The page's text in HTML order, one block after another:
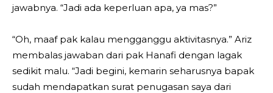
jawabnya. “Jadi ada keperluan apa, ya mas?”
“Oh, maaf pak kalau mengganggu aktivitasnya.” Ariz
membalas jawaban dari pak Hanafi dengan lagak
sedikit malu. “Jadi begini, kemarin seharusnya bapak
sudah mendapatkan surat penugasan saya dari